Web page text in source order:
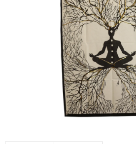
hvězdiček.